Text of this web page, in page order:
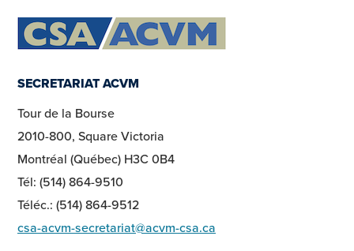
SECRETARIAT ACVM
Tour de la Bourse
2010-800, Square Victoria
Montréal (Québec) H3C 0B4
Tél: (514) 864-9510
Téléc.: (514) 864-9512
csa-acvm-secretariat@acvm-csa.ca